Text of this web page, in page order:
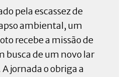
pela escassez de
ambiental, um
recebe a missão de
busca de um novo lar
jornada o obriga a